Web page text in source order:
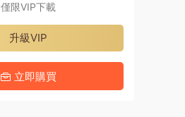
僅限VIP下載
升級VIP
立即購買